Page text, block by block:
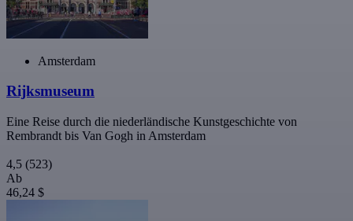
Amsterdam
Rijksmuseum
Eine Reise durch die niederländische Kunstgeschichte von
Rembrandt bis Van Gogh in Amsterdam
4,5 (523)
Ab
46,24 $